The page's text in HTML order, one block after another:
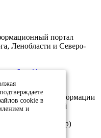
портал
Ленобласти и Северо-
сайта.
Политика
массовой информации
Федеральной
информационных
(Роскомнадзор)
cookie в
и